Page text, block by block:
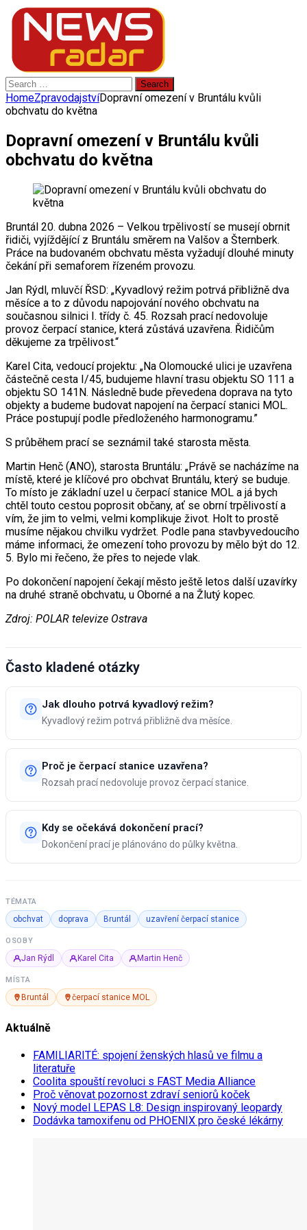
Search
for:
HomeZpravodajstvíDopravní omezení v Bruntálu kvůli
obchvatu do května
Dopravní omezení v Bruntálu kvůli
obchvatu do května
Bruntál 20. dubna 2026 – Velkou trpělivostí se musejí obrnit
řidiči, vyjíždějící z Bruntálu směrem na Valšov a Šternberk.
Práce na budovaném obchvatu města vyžadují dlouhé minuty
čekání při semaforem řízeném provozu.
Jan Rýdl, mluvčí ŘSD: „Kyvadlový režim potrvá přibližně dva
měsíce a to z důvodu napojování nového obchvatu na
současnou silnici I. třídy č. 45. Rozsah prací nedovoluje
provoz čerpací stanice, která zůstává uzavřena. Řidičům
děkujeme za trpělivost.“
Karel Cita, vedoucí projektu: „Na Olomoucké ulici je uzavřena
částečně cesta I/45, budujeme hlavní trasu objektu SO 111 a
objektu SO 141N. Následně bude převedena doprava na tyto
objekty a budeme budovat napojení na čerpací stanici MOL.
Práce postupují podle předloženého harmonogramu.”
S průběhem prací se seznámil také starosta města.
Martin Henč (ANO), starosta Bruntálu: „Právě se nacházíme na
místě, které je klíčové pro obchvat Bruntálu, který se buduje.
To místo je základní uzel u čerpací stanice MOL a já bych
chtěl touto cestou poprosit občany, ať se obrní trpělivostí a
vím, že jim to velmi, velmi komplikuje život. Holt to prostě
musíme nějakou chvilku vydržet. Podle pana stavbyvedoucího
máme informaci, že omezení toho provozu by mělo být do 12.
5. Bylo mi řečeno, že přes to nejede vlak.
Po dokončení napojení čekají město ještě letos další uzavírky
na druhé straně obchvatu, u Oborné a na Žlutý kopec.
Zdroj: POLAR televize Ostrava
Často kladené otázky
Jak dlouho potrvá kyvadlový režim?
Kyvadlový režim potrvá přibližně dva měsíce.
Proč je čerpací stanice uzavřena?
Rozsah prací nedovoluje provoz čerpací stanice.
Kdy se očekává dokončení prací?
Dokončení prací je plánováno do půlky května.
TÉMATA
obchvat doprava Bruntál uzavření čerpací stanice
OSOBY
Jan Rýdl Karel Cita Martin Henč
MÍSTA
Bruntál čerpací stanice MOL
Aktuálně
FAMILIARITÉ: spojení ženských hlasů ve filmu a
literatuře
Coolita spouští revoluci s FAST Media Alliance
Proč věnovat pozornost zdraví seniorů koček
Nový model LEPAS L8: Design inspirovaný leopardy
Dodávka tamoxifenu od PHOENIX pro české lékárny